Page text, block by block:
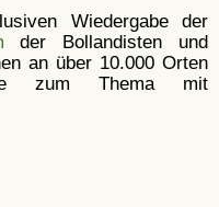
Wiedergabe der
der Bollandisten und
an über 10.000 Orten
zum Thema mit